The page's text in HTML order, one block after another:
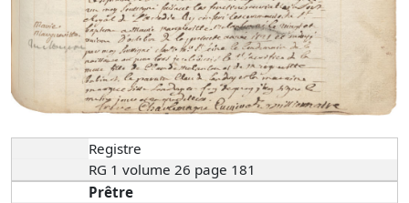
Registre
RG 1 volume 26 page 181
Prêtre